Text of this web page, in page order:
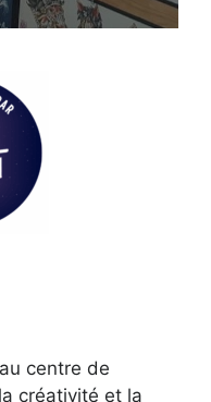
centre de
créativité et la